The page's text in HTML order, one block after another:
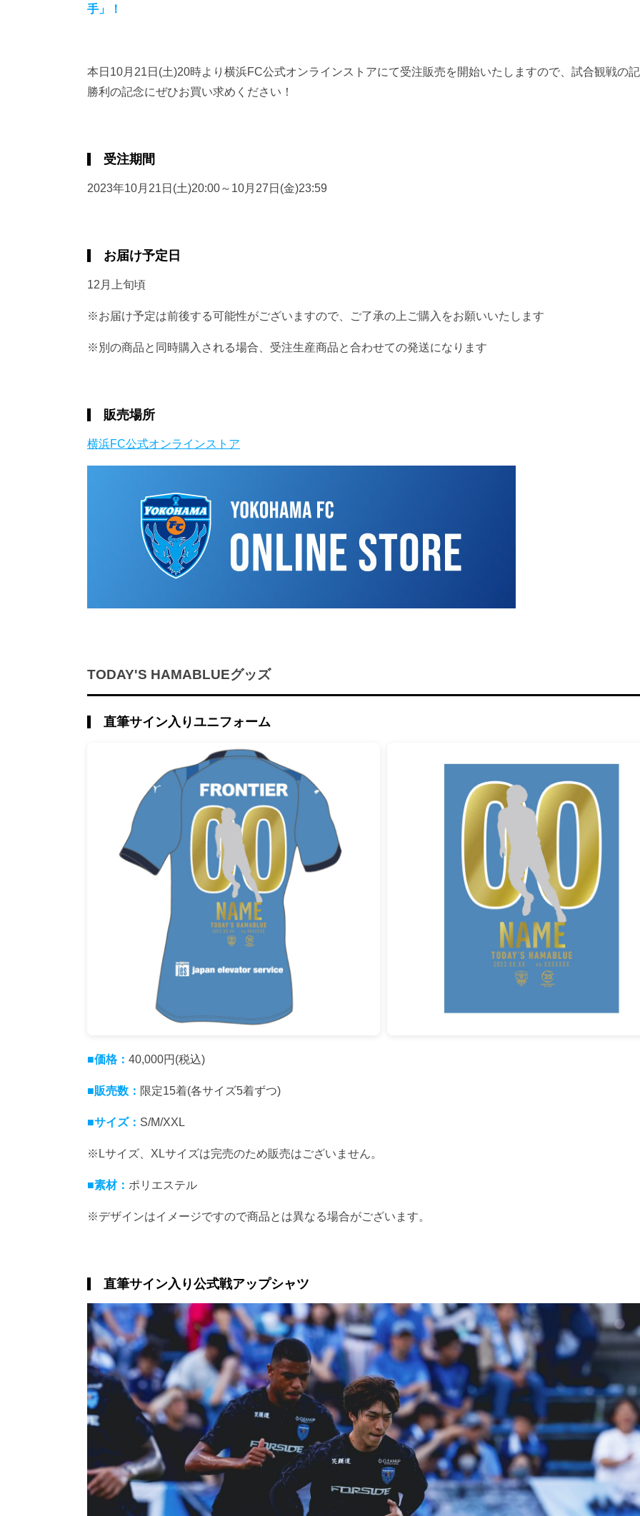
手」！
本日10月21日(土)20時より横浜FC公式オンラインストアにて受注販売を開始いたしますので、試合観戦の記
勝利の記念にぜひお買い求めください！
受注期間
2023年10月21日(土)20:00～10月27日(金)23:59
お届け予定日
12月上旬頃
※お届け予定は前後する可能性がございますので、ご了承の上ご購入をお願いいたします
※別の商品と同時購入される場合、受注生産商品と合わせての発送になります
販売場所
横浜FC公式オンラインストア
TODAY'S HAMABLUEグッズ
直筆サイン入りユニフォーム
■価格： 40,000円(税込)
■販売数： 限定15着(各サイズ5着ずつ)
■サイズ： S/M/XXL
※Lサイズ、XLサイズは完売のため販売はございません。
■素材： ポリエステル
※デザインはイメージですので商品とは異なる場合がございます。
直筆サイン入り公式戦アップシャツ